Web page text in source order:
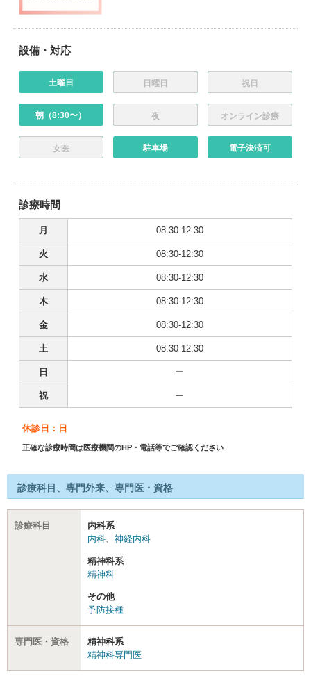
設備・対応
土曜日 日曜日 祝日
朝（8:30〜） 夜 オンライン診療
女医 駐車場 電子決済可
診療時間
月 08:30-12:30
火 08:30-12:30
水 08:30-12:30
木 08:30-12:30
金 08:30-12:30
土 08:30-12:30
日 ー
祝 ー
休診日：日
正確な診療時間は医療機関のHP・電話等でご確認ください
診療科目、専門外来、専門医・資格
診療科目
内科系
内科
神経内科
精神科系
精神科
その他
予防接種
専門医・資格
精神科系
精神科専門医